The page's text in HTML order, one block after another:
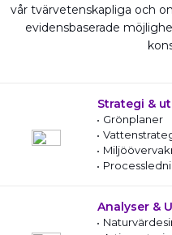
vår tvärvetenskapliga och
evidensbaserade
Strategi &
Grönplaner
Analyser &